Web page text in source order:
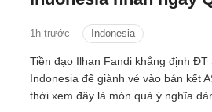
1h trước Indonesia
Tiền đạo Ilhan Fandi khẳng định
Indonesia để giành vé vào bán kết
thời xem đây là món quà ý nghĩa